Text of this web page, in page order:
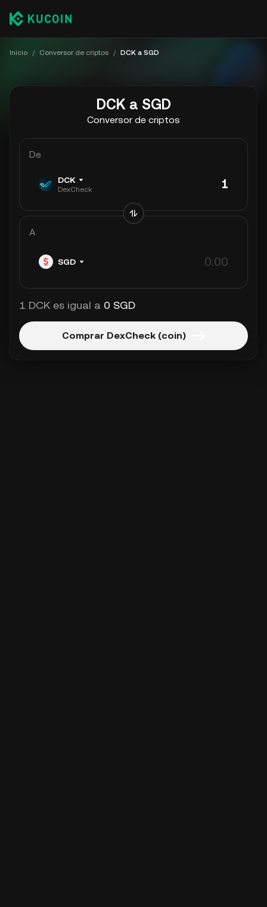
Inicio / Conversor de criptos / DCK a SGD
DCK a SGD
Conversor de criptos
De
DCK
DexCheck
A
SGD
1 DCK es igual a 0 SGD
Comprar DexCheck (coin)